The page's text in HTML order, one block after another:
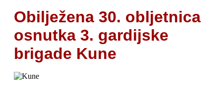
Obilježena 30. obljetnica
osnutka 3. gardijske
brigade Kune